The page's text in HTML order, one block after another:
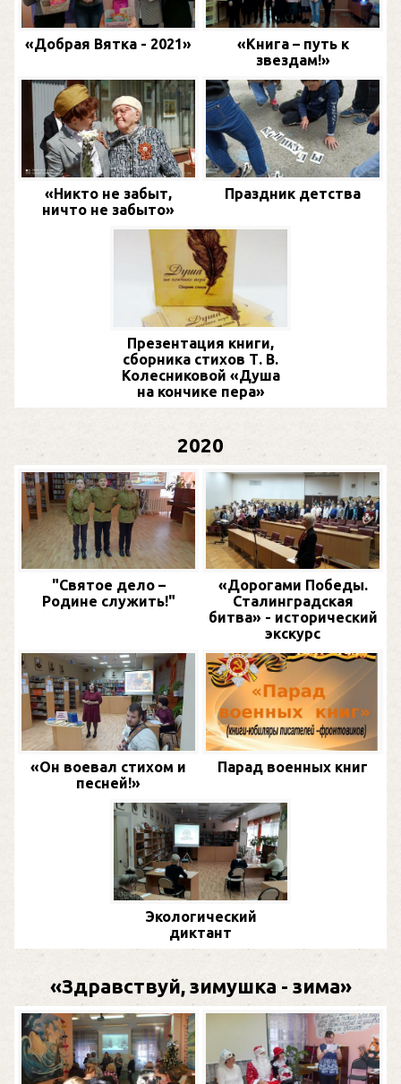
«Добрая Вятка - 2021»
«Книга – путь к
звездам!»
«Никто не забыт,
ничто не забыто»
Праздник детства
Презентация книги,
сборника стихов Т. В.
Колесниковой «Душа
на кончике пера»
2020
"Святое дело –
Родине служить!"
«Дорогами Победы.
Сталинградская
битва» - исторический
экскурс
«Он воевал стихом и
песней!»
Парад военных книг
Экологический
диктант
«Здравствуй, зимушка - зима»